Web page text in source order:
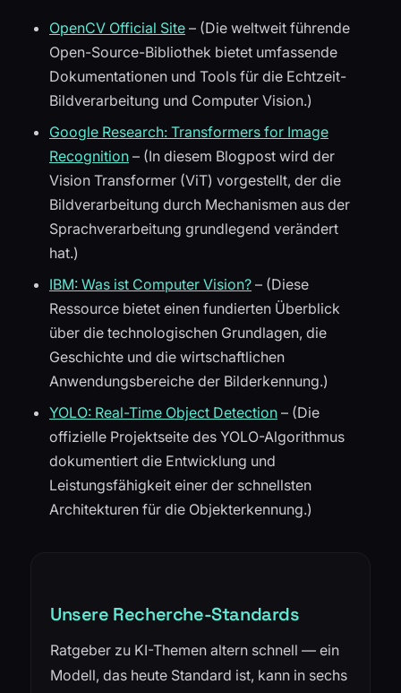
OpenCV Official Site – (Die weltweit führende
Open-Source-Bibliothek bietet umfassende
Dokumentationen und Tools für die Echtzeit-
Bildverarbeitung und Computer Vision.)
Google Research: Transformers for Image
Recognition – (In diesem Blogpost wird der
Vision Transformer (ViT) vorgestellt, der die
Bildverarbeitung durch Mechanismen aus der
Sprachverarbeitung grundlegend verändert
hat.)
IBM: Was ist Computer Vision? – (Diese
Ressource bietet einen fundierten Überblick
über die technologischen Grundlagen, die
Geschichte und die wirtschaftlichen
Anwendungsbereiche der Bilderkennung.)
YOLO: Real-Time Object Detection – (Die
offizielle Projektseite des YOLO-Algorithmus
dokumentiert die Entwicklung und
Leistungsfähigkeit einer der schnellsten
Architekturen für die Objekterkennung.)
Unsere Recherche-Standards
Ratgeber zu KI-Themen altern schnell — ein
Modell, das heute Standard ist, kann in sechs